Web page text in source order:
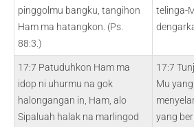
pinggolmu bangku, tangihon
Ham ma hatangkon. (Ps.
88:3.)
telinga-
17:7 Patuduhkon Ham ma
idop ni uhurmu na gok
halongangan in, Ham, alo
Sipaluah halak na marlingod
17:7
Mu
yang